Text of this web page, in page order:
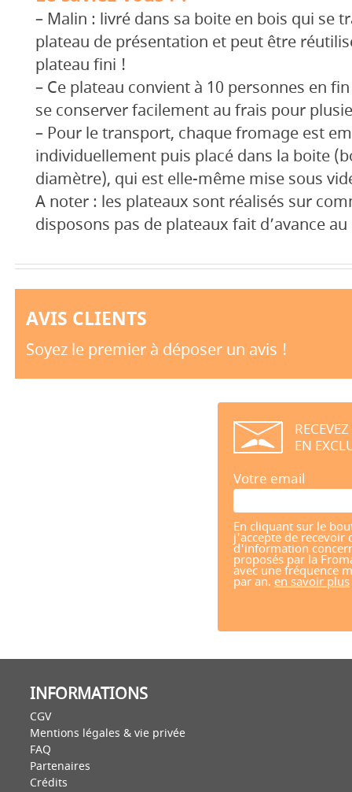
– Malin : livré dans sa boite en bois qui se
plateau de présentation et peut être
plateau fini !
– Ce plateau convient à 10 personnes en
se conserver facilement au frais pour
– Pour le transport, chaque fromage est
individuellement puis placé dans la boite
diamètre), qui est elle-même mise sous
A noter : les plateaux sont réalisés sur
disposons pas de plateaux fait d’avance
AVIS CLIENTS
Soyez le premier à déposer un avis !
EN
Votre email
En cliquant sur le
j'accepte de recevoir
d'information
proposés par la
avec une fréquence
par an. en savoir plus
INFORMATIONS
CGV
Mentions légales & vie privée
FAQ
Partenaires
Crédits